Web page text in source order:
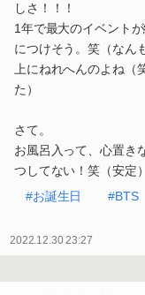
しさ！！！
1年で最大のイベント
につけそう。笑（なん
上にねれへんのよね
た）
さて。
お風呂入って、心置き
つしてない！笑（安定）
#お誕生日
#BTS
2022.12.30 23:27